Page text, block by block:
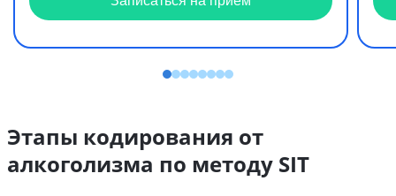
Этапы кодирования от
алкоголизма по методу SIT